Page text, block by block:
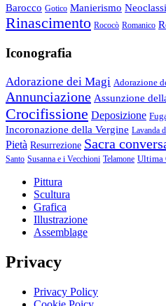
Barocco Gotico Manierismo
Rinascimento Rococò Romanico
Iconografia
Adorazione dei Magi Adorazione
Annunciazione Assunzione
Crocifissione Deposizione
Incoronazione della Vergine Lavanda
Pietà Resurrezione Sacra
Santo Susanna e i Vecchioni Telamone Ultima
Pittura
Scultura
Grafica
Illustrazione
Assemblage
Privacy
Privacy Policy